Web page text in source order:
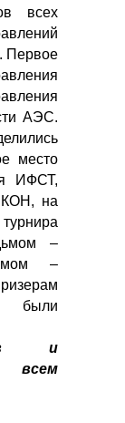
всех
Первое
АЭС.
место
ИФСТ,
на
–
–
и
всем